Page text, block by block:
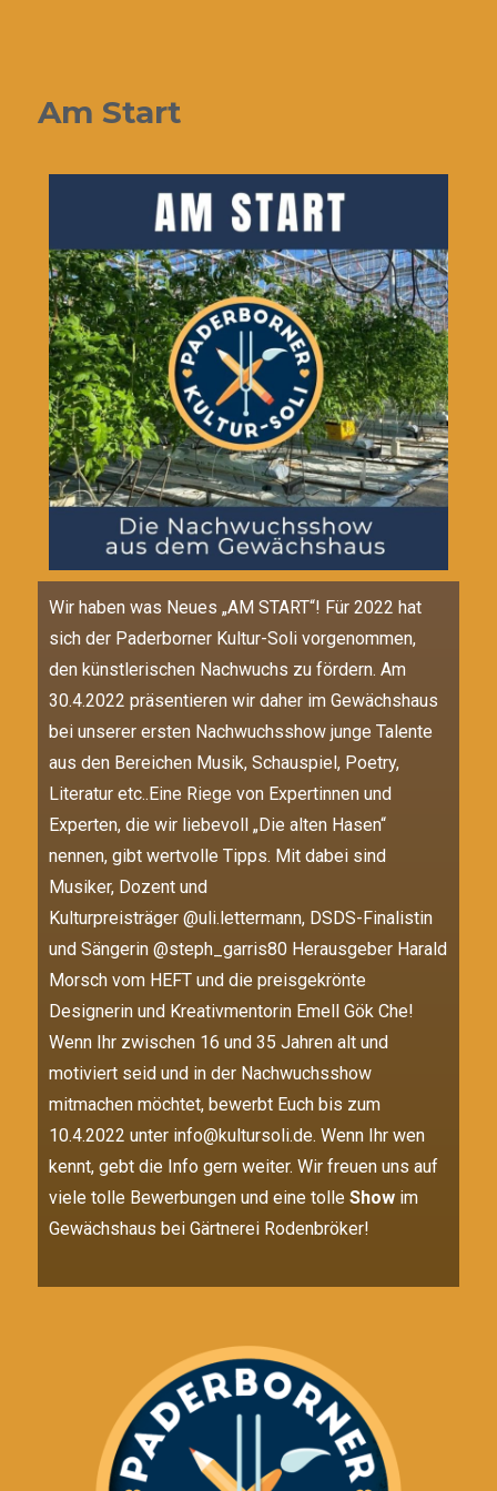
Am Start
Wir haben was Neues „AM START“! Für 2022 hat
sich der Paderborner Kultur-Soli vorgenommen,
den künstlerischen Nachwuchs zu fördern. Am
30.4.2022 präsentieren wir daher im Gewächshaus
bei unserer ersten Nachwuchsshow junge Talente
aus den Bereichen Musik, Schauspiel, Poetry,
Literatur etc..Eine Riege von Expertinnen und
Experten, die wir liebevoll „Die alten Hasen“
nennen, gibt wertvolle Tipps. Mit dabei sind
Musiker, Dozent und
Kulturpreisträger@uli.lettermann, DSDS-Finalistin
und Sängerin@steph_garris80 Herausgeber Harald
Morsch vom HEFT und die preisgekrönte
Designerin und Kreativmentorin Emell Gök Che!
Wenn Ihr zwischen 16 und 35 Jahren alt und
motiviert seid und in der Nachwuchsshow
mitmachen möchtet, bewerbt Euch bis zum
10.4.2022 unter info@kultursoli.de. Wenn Ihr wen
kennt, gebt die Info gern weiter. Wir freuen uns auf
viele tolle Bewerbungen und eine tolleShow im
Gewächshaus bei Gärtnerei Rodenbröker!